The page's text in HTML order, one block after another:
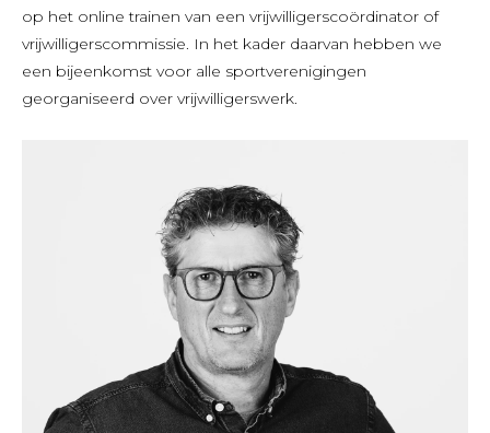
op het online trainen van een vrijwilligerscoördinator of
vrijwilligerscommissie. In het kader daarvan hebben we
een bijeenkomst voor alle sportverenigingen
georganiseerd over vrijwilligerswerk.